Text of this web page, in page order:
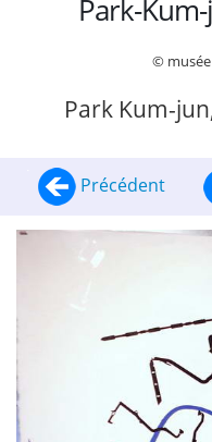
Park-
©
Park Kum-
Précédent